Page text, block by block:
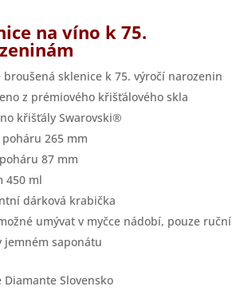
na víno k 75.
broušená sklenice k 75. výročí narozenin
z prémiového křišťálového skla
křišťály Swarovski®
poháru 265 mm
87 mm
450 ml
dárková krabička
umývat v myčce nádobí, pouze ruční
jemném saponátu
Diamante Slovensko